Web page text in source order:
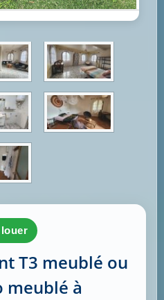
à louer
T3 meublé ou
meublé à